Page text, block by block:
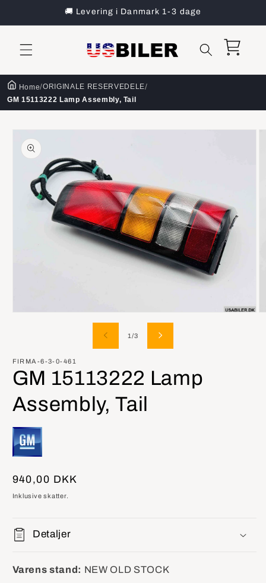
🚚 Levering i Danmark 1-3 dage
Indkøbskurv
Home/ORIGINALE RESERVEDELE/
GM 15113222 Lamp Assembly, Tail
1/af
3
FIRMA-6-3-0-461
GM 15113222 Lamp
Assembly, Tail
Normalpris
940,00 DKK
Inklusive skatter.
Detaljer
Varens stand: NEW OLD STOCK